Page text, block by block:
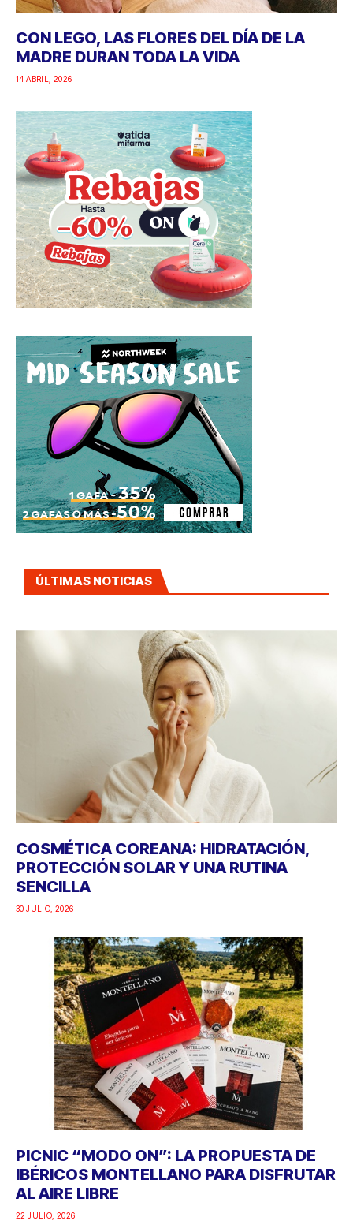
CON LEGO, LAS FLORES DEL DÍA DE LA
MADRE DURAN TODA LA VIDA
14 ABRIL, 2026
ÚLTIMAS NOTICIAS
COSMÉTICA COREANA: HIDRATACIÓN,
PROTECCIÓN SOLAR Y UNA RUTINA
SENCILLA
30 JULIO, 2026
PICNIC “MODO ON”: LA PROPUESTA DE
IBÉRICOS MONTELLANO PARA DISFRUTAR
AL AIRE LIBRE
22 JULIO, 2026